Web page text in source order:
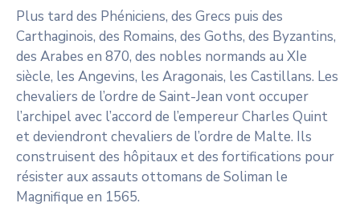
Plus tard des Phéniciens, des Grecs puis des
Carthaginois, des Romains, des Goths, des Byzantins,
des Arabes en 870, des nobles normands au XIe
siècle, les Angevins, les Aragonais, les Castillans. Les
chevaliers de l’ordre de Saint-Jean vont occuper
l’archipel avec l’accord de l’empereur Charles Quint
et deviendront chevaliers de l’ordre de Malte. Ils
construisent des hôpitaux et des fortifications pour
résister aux assauts ottomans de Soliman le
Magnifique en 1565.